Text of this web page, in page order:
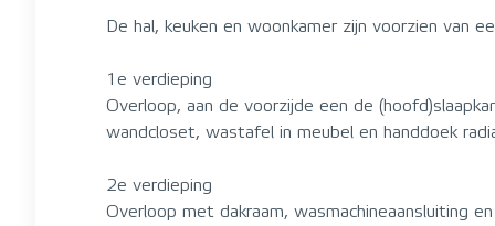
De hal, keuken en woonkamer zijn voorzien van
1e verdieping
Overloop, aan de voorzijde een de
wandcloset, wastafel in meubel en handdoek
2e verdieping
Overloop met dakraam, wasmachineaansluiting